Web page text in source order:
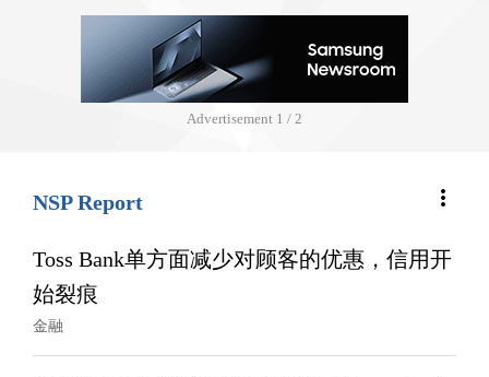
Advertisement 1 / 2
NSP Report more_vert
Toss Bank单方面减少对顾客的优惠，信用开
始裂痕
金融